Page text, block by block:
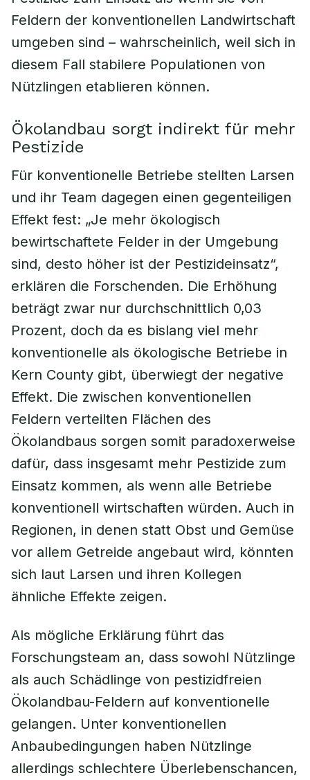
Feldern der konventionellen Landwirtschaft
umgeben sind – wahrscheinlich, weil sich in
diesem Fall stabilere Populationen von
Nützlingen etablieren können.
Ökolandbau sorgt indirekt für mehr
Pestizide
Für konventionelle Betriebe stellten Larsen
und ihr Team dagegen einen gegenteiligen
Effekt fest: „Je mehr ökologisch
bewirtschaftete Felder in der Umgebung
sind, desto höher ist der Pestizideinsatz“,
erklären die Forschenden. Die Erhöhung
beträgt zwar nur durchschnittlich 0,03
Prozent, doch da es bislang viel mehr
konventionelle als ökologische Betriebe in
Kern County gibt, überwiegt der negative
Effekt. Die zwischen konventionellen
Feldern verteilten Flächen des
Ökolandbaus sorgen somit paradoxerweise
dafür, dass insgesamt mehr Pestizide zum
Einsatz kommen, als wenn alle Betriebe
konventionell wirtschaften würden. Auch in
Regionen, in denen statt Obst und Gemüse
vor allem Getreide angebaut wird, könnten
sich laut Larsen und ihren Kollegen
ähnliche Effekte zeigen.
Als mögliche Erklärung führt das
Forschungsteam an, dass sowohl Nützlinge
als auch Schädlinge von pestizidfreien
Ökolandbau-Feldern auf konventionelle
gelangen. Unter konventionellen
Anbaubedingungen haben Nützlinge
allerdings schlechtere Überlebenschancen,